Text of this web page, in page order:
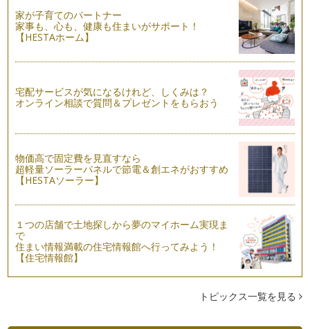
こどもの花冠の作り方
…
家が子育てのパートナー
家事も、心も、健康も住まいがサポート！
【HESTAホーム】
宅配サービスが気になるけれど、しくみは？
オンライン相談で質問＆プレゼントをもらおう
物価高で固定費を見直すなら
超軽量ソーラーパネルで節電＆創エネがおすすめ
【HESTAソーラー】
１つの店舗で土地探しから夢のマイホーム実現ま
で
住まい情報満載の住宅情報館へ行ってみよう！
【住宅情報館】
トピックス一覧を見る